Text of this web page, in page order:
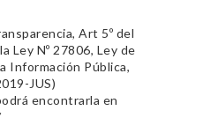
Art 5º del
Ley Nº 27806, Ley de
Información Pública,
JUS)
encontrarla en